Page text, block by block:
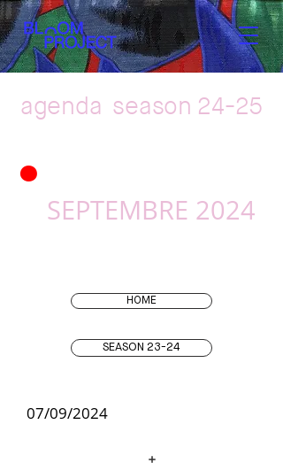
agenda season 24-25
• SEPTEMBRE 2024
HOME
SEASON 23-24
07/09/2024